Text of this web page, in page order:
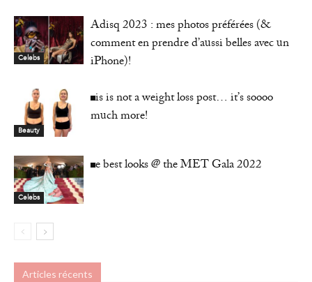
Celebs
Adisq 2023 : mes photos préférées (&
comment en prendre d’aussi belles avec un
iPhone)!
Beauty
This is not a weight loss post… it’s soooo
much more!
Celebs
The best looks @ the MET Gala 2022
Articles récents